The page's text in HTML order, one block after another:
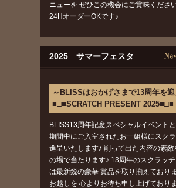
ニューを ぜひこの機会にご賞味くださ
24HオーダーOKです♪
2025 サマーフェスタ
～BLISSはおかげさまで13周年を迎
■□■SCRATCH PRESENT 2025■□■
BLISS13周年記念スペシャルイベント
期間中にご入室されたお一組様にスク
進呈いたします♪ 削って出た内容の素敵
の場で当たります♪ 13周年のスクラッ
は最新鋭の豪華 賞品を取り揃えており
お越しを 心よりお待ち申し上げており